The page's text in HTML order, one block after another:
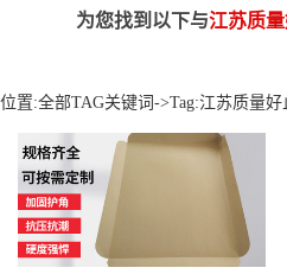
为您找到以下与江苏质
位置:全部TAG关键词 ->Tag:江苏质量